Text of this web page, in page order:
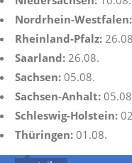
Nordrhein-Westfalen:
Rheinland-Pfalz:
Saarland: 26.08.
Sachsen: 05.08.
Sachsen-Anhalt:
Schleswig-Holstein:
Thüringen: 01.08.